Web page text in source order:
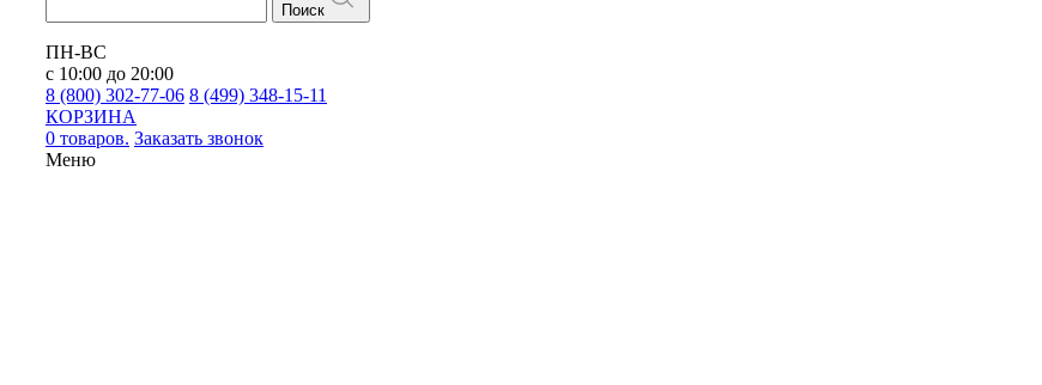
Поиск
ПН-ВС
с 10:00 до 20:00
8 (800) 302-77-06 8 (499) 348-15-11
КОРЗИНА
0 товаров. Заказать звонок
Меню